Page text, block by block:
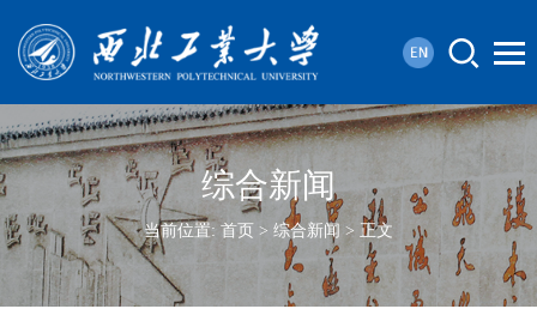
综合新闻
当前位置: 首页 > 综合新闻 > 正文